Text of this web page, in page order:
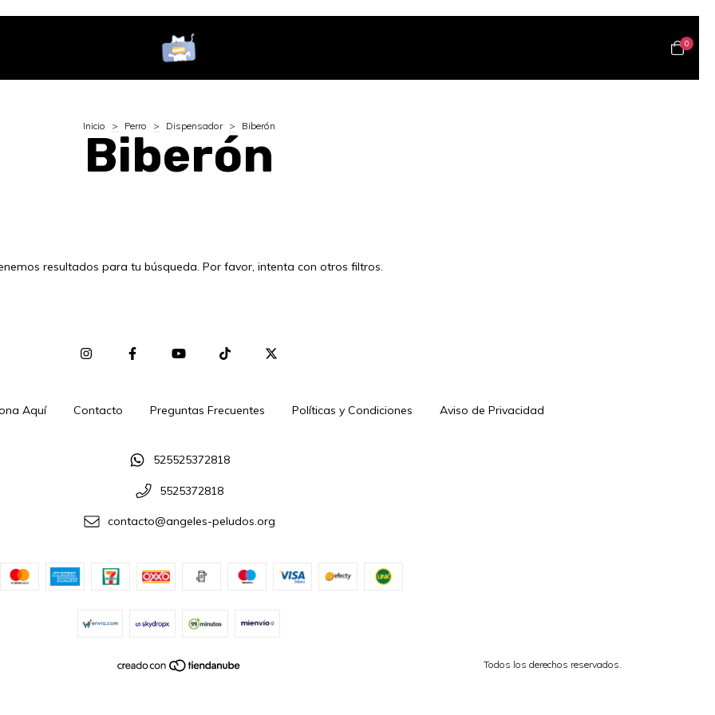
0
Inicio > Perro > Dispensador > Biberón
Biberón
resultados para tu búsqueda. Por favor, intenta con otros filtros.
Aquí Contacto Preguntas Frecuentes Políticas y Condiciones Aviso de Privacidad
525525372818
5525372818
contacto@angeles-peludos.org
Todos los derechos reservados.